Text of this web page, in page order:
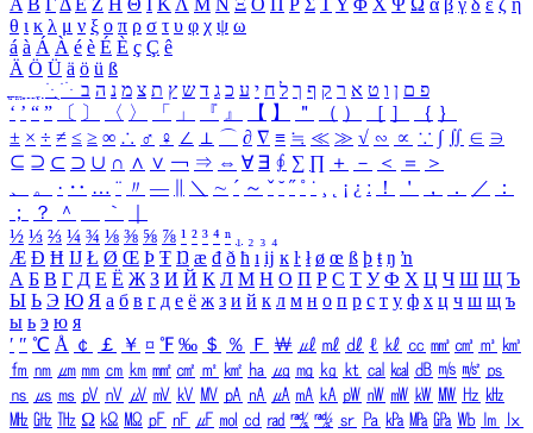
Α Β ΓΔ Ε Ζ Η Θ Ι ΚΛ Μ Ν Ξ Ο Π Ρ Σ ΤΥ Φ Χ Ψ Ω α β γ δ ε ζ η
θ ι κ λ μ ν ξ ο π ρ σ τ υ φ χ ψ ω
á à Á À é è É È ç Ç ê
Ä Ö Ü ä ö ü ß
ִֶֹ ֻּ ׁׂ פ ם ן ו ט א ר ק ף ך ל ח י ע כ ג ד ש ץ ת צ מ נ ה ב
‘ ’ “ ” 〔 〕 〈 〉 「 」 『 』 【 】 ＂ （ ） ［ ］ ｛ ｝
± × ÷ ≠ ≤ ≥ ∞ ∴ ♂ ♀ ∠ ⊥ ⌒ ∂ ∇ ≡ ≒ ≪ ≫ √ ∽ ∝ ∵ ∫ ∬ ∈ ∋
⊆ ⊇ ⊂ ⊃ ∪ ∩ ∧ ∨ ￢ ⇒ ⇔ ∀ ∃ ∮ ∑ ∏ ＋ － ＜ ＝
＞
、
。 · ‥ … ¨ 〃 ― ＼ ∼ ´ ～ ˇ ˘ ˝ ˚ ˙ ¸ ¡ ¿ ː ！ ＇ ， ． ／
：
；
？ ＾ ｀
½ ⅓ ⅔ ¼ ¾ ⅛ ⅜ ⅝ ⅞ ¹ ² ³ ⁴ ⁿ ₁ ₂ ₃ ₄
Æ Ð Ħ Ĳ Ł Ø Œ Þ Ŧ Ŋ æ đ ð ħ ı ĳ ĸ ŀ ł ø œ ß þ ŧ ŋ ŉ
А Б В Г Д Е Ё Ж З И Й К Л М Н О П Р С Т У Ф Х Ц Ч Ш Щ Ъ
Ы Ь Э Ю Я а б в г д е ё ж з и й к л м н о п р с т у ф х ц ч ш щ ъ
ы ь э ю я
′ ″ ℃ Å ￠ ￡ ￥ ¤ ℉ ‰ ＄ ％ Ｆ ￦ ㎕ ㎖ ㎗ ℓ ㎘ ㏄ ㎣ ㎤ ㎥ ㎦
㎙ ㎚ ㎛ ㎜ ㎝ ㎞ ㎟ ㎠ ㎡ ㎢ ㏊ ㎍ ㎎ ㎏ ㏏ ㎈ ㎉ ㏈ ㎧ ㎨ ㎰
㎱ ㎲ ㎳ ㎴ ㎵ ㎶ ㎷ ㎸ ㎹ ㎀ ㎁ ㎂ ㎃ ㎄ ㎺ ㎻ ㎽ ㎾ ㎿ ㎐ ㎑
㎒ ㎓ ㎔ Ω ㏀ ㏁ ㎊ ㎋ ㎌ ㏖ ㏅ ㎭ ㎮ ㎯ ㏛ ㎩ ㎪ ㎫ ㎬ ㏝ ㏐
㏓